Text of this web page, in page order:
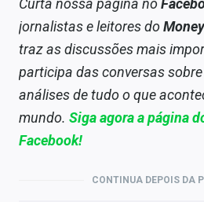
Curta nossa página no
jornalistas e leitores do
traz as discussões mais
participa das conversas
análises de tudo o que
mundo. Siga agora a página
Facebook!
CONTINUA DEPOIS DA